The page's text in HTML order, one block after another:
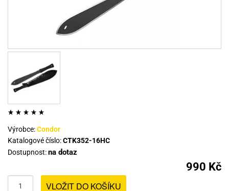
Výrobce:Condor
Katalogové číslo:CTK352-16HC
Dostupnost:na dotaz
990 Kč
VLOŽIT DO KOŠÍKU